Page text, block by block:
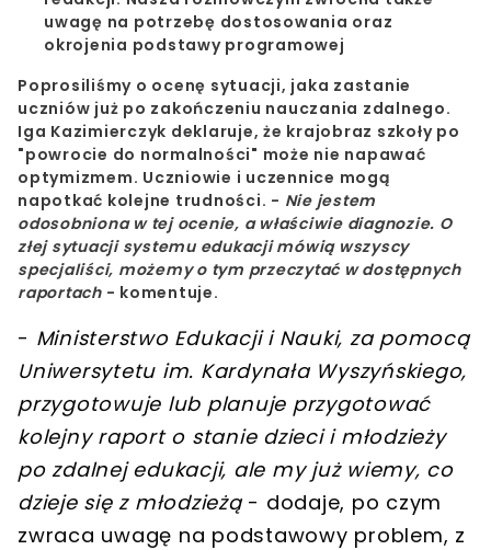
uwagę na potrzebę dostosowania oraz
okrojenia podstawy programowej
Poprosiliśmy o ocenę sytuacji, jaka zastanie
uczniów już po zakończeniu nauczania zdalnego.
Iga Kazimierczyk deklaruje, że krajobraz szkoły po
"powrocie do normalności" może nie napawać
optymizmem. Uczniowie i uczennice mogą
napotkać kolejne trudności. - Nie jestem
odosobniona w tej ocenie, a właściwie diagnozie. O
złej sytuacji systemu edukacji mówią wszyscy
specjaliści, możemy o tym przeczytać w dostępnych
raportach- komentuje.
- Ministerstwo Edukacji i Nauki, za pomocą
Uniwersytetu im. Kardynała Wyszyńskiego,
przygotowuje lub planuje przygotować
kolejny raport o stanie dzieci i młodzieży
po zdalnej edukacji, ale my już wiemy, co
dzieje się z młodzieżą- dodaje, po czym
zwraca uwagę na podstawowy problem, z